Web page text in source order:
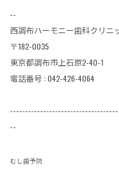
--
西調布ハーモニー歯科クリニ
〒182-0035
東京都調布市上石原2-40-1
電話番号 : 042-426-4064
--
むし歯予防